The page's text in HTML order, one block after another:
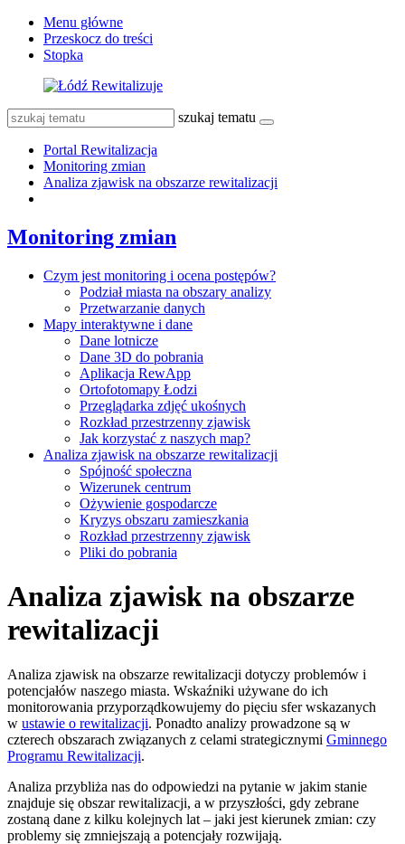
Menu główne
Przeskocz do treści
Stopka
szukaj tematu
Portal Rewitalizacja
Monitoring zmian
Analiza zjawisk na obszarze rewitalizacji
Monitoring zmian
Czym jest monitoring i ocena postępów?
Podział miasta na obszary analizy
Przetwarzanie danych
Mapy interaktywne i dane
Dane lotnicze
Dane 3D do pobrania
Aplikacja RewApp
Ortofotomapy Łodzi
Przeglądarka zdjęć ukośnych
Rozkład przestrzenny zjawisk
Jak korzystać z naszych map?
Analiza zjawisk na obszarze rewitalizacji
Spójność społeczna
Wizerunek centrum
Ożywienie gospodarcze
Kryzys obszaru zamieszkania
Rozkład przestrzenny zjawisk
Pliki do pobrania
Analiza zjawisk na obszarze
rewitalizacji
Analiza zjawisk na obszarze rewitalizacji dotyczy problemów i
potencjałów naszego miasta. Wskaźniki używane do ich
monitorowania przyporządkowujemy do pięciu sfer wskazanych
w ustawie o rewitalizacji. Ponadto analizy prowadzone są w
czterech obszarach związanych z celami strategicznymi Gminnego
Programu Rewitalizacji.
Analiza przybliża nas do odpowiedzi na pytanie w jakim stanie
znajduje się obszar rewitalizacji, a w przyszłości, gdy zebrane
zostaną dane z kilku kolejnych lat – jaki jest kierunek zmian: czy
problemy się zmniejszają a potencjały rozwijają.